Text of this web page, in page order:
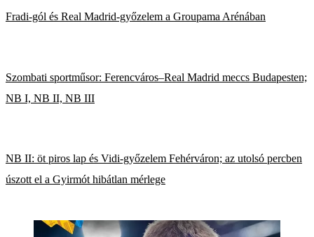
Fradi-gól és Real Madrid-győzelem a Groupama Arénában
Szombati sportműsor: Ferencváros–Real Madrid meccs Budapesten;
NB I, NB II, NB III
NB II: öt piros lap és Vidi-győzelem Fehérváron; az utolsó percben
úszott el a Gyirmót hibátlan mérlege